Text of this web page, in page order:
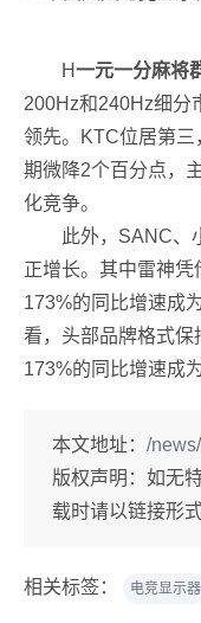
H一元一分麻将
200Hz和240Hz细分
领先。KTC位居第三
期微降2个百分点，
化竞争。
此外，SANC、
正增长。其中雷神
173%的同比增速成
看，头部品牌格式保
173%的同比增速成
本文地址： /
版权声明： 如无
载时请以链接形
相关标签： 电竞显示器